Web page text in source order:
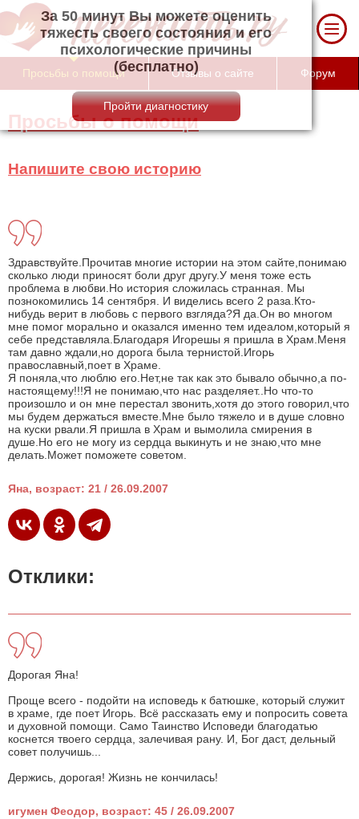
За 50 минут Вы можете оценить тяжесть
своего состояния и его психологические
причины (бесплатно)
Просьбы о помощи Отзывы о сайте Форум
Просьбы о помощи
Напишите свою историю
Здравствуйте.Прочитав многие истории на этом сайте,понимаю
сколько люди приносят боли друг другу.У меня тоже есть
проблема в любви.Но история сложилась странная. Мы
познокомились 14 сентября. И виделись всего 2 раза.Кто-
нибудь верит в любовь с первого взгляда?Я да.Он во многом
мне помог морально и оказался именно тем идеалом,который я
себе представляла.Благодаря Игорешы я пришла в Храм.Меня
там давно ждали,но дорога была тернистой.Игорь
православный,поет в Храме.
Я поняла,что люблю его.Нет,не так как это бывало обычно,а по-
настоящему!!!Я не понимаю,что нас разделяет..Но что-то
произошло и он мне перестал звонить,хотя до этого говорил,что
мы будем держаться вместе.Мне было тяжело и в душе словно
на куски рвали.Я пришла в Храм и вымолила смирения в
душе.Но его не могу из сердца выкинуть и не знаю,что мне
делать.Может поможете советом.
Яна, возраст: 21 / 26.09.2007
Отклики:
Дорогая Яна!
Проще всего - подойти на исповедь к батюшке, который служит
в храме, где поет Игорь. Всё рассказать ему и попросить совета
и духовной помощи. Само Таинство Исповеди благодатью
коснется твоего сердца, залечивая рану. И, Бог даст, дельный
совет получишь...
Держись, дорогая! Жизнь не кончилась!
игумен Феодор, возраст: 45 / 26.09.2007